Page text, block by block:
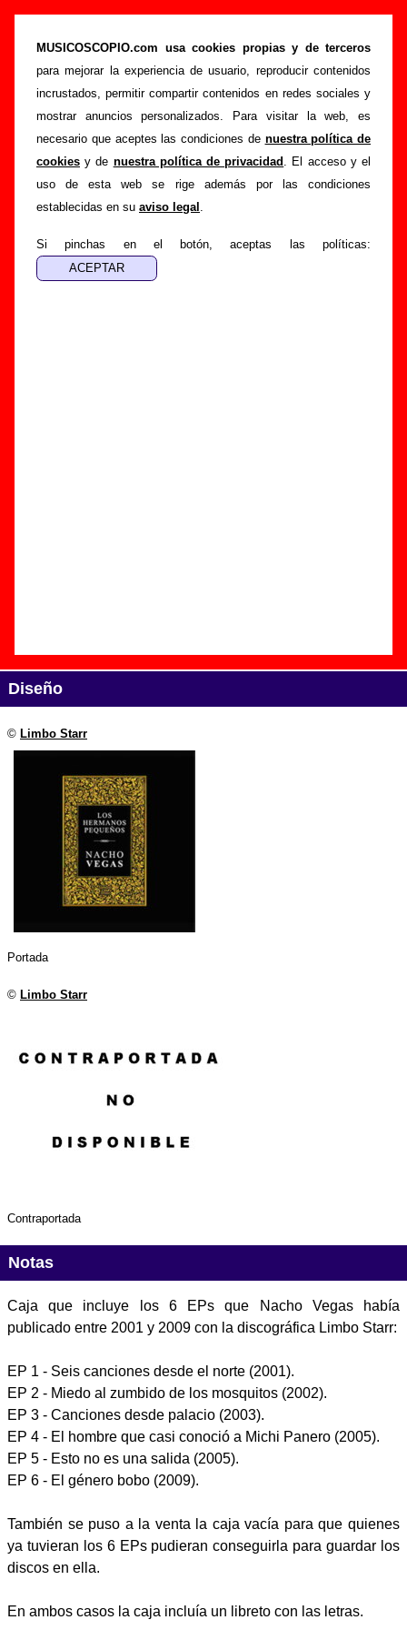
MUSICOSCOPIO.com usa cookies propias y de terceros
para mejorar la experiencia de usuario, reproducir contenidos
incrustados, permitir compartir contenidos en redes sociales y
mostrar anuncios personalizados. Para visitar la web, es
necesario que aceptes las condiciones de nuestra política de
cookies y de nuestra política de privacidad . El acceso y el
uso de esta web se rige además por las condiciones
establecidas en su aviso legal .
Si pinchas en el botón, aceptas las políticas:
“Los hermanos pequeños” (6 CD-EPs, 2010) -
Nacho Vegas
Portada >Nacho Vegas >Discografía
Los hermanos pequeños
Esta página pretende recopilar todo tipo de información
sobre eldisco “Los hermanos pequeños”
, interpretado
porNacho Vegas. Además del listado de canciones
incluidas en el disco, también se mostrarán en esta página
otros tipos de información a medida que estén disponibles:
los datos relacionados con su publicación, los créditos de la
grabación de las canciones (productor, músicos,
Diseño
© Limbo Starr
Portada
© Limbo Starr
Contraportada
Notas
Caja que incluye los 6 EPs que Nacho Vegas había
publicado entre 2001 y 2009 con la discográfica Limbo Starr:
EP 1 - Seis canciones desde el norte (2001).
EP 2 - Miedo al zumbido de los mosquitos (2002).
EP 3 - Canciones desde palacio (2003).
EP 4 - El hombre que casi conoció a Michi Panero (2005).
EP 5 - Esto no es una salida (2005).
EP 6 - El género bobo (2009).
También se puso a la venta la caja vacía para que quienes
ya tuvieran los 6 EPs pudieran conseguirla para guardar los
discos en ella.
En ambos casos la caja incluía un libreto con las letras.